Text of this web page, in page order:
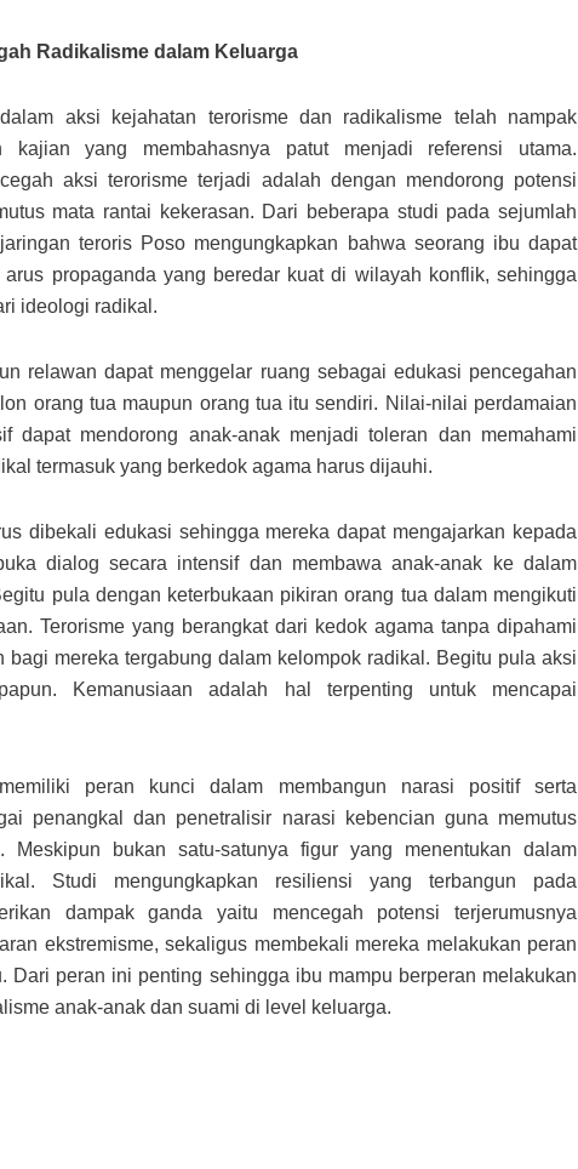
Radikalisme dalam Keluarga
aksi kejahatan terorisme dan radikalisme telah nampak
yang membahasnya patut menjadi referensi utama.
aksi terorisme terjadi adalah dengan mendorong potensi
mata rantai kekerasan. Dari beberapa studi pada sejumlah
teroris Poso mengungkapkan bahwa seorang ibu dapat
propaganda yang beredar kuat di wilayah konflik, sehingga
ideologi radikal.
relawan dapat menggelar ruang sebagai edukasi pencegahan
orang tua maupun orang tua itu sendiri. Nilai-nilai perdamaian
dapat mendorong anak-anak menjadi toleran dan memahami
termasuk yang berkedok agama harus dijauhi.
dibekali edukasi sehingga mereka dapat mengajarkan kepada
dialog secara intensif dan membawa anak-anak ke dalam
pula dengan keterbukaan pikiran orang tua dalam mengikuti
Terorisme yang berangkat dari kedok agama tanpa dipahami
bagi mereka tergabung dalam kelompok radikal. Begitu pula aksi
Kemanusiaan adalah hal terpenting untuk mencapai
peran kunci dalam membangun narasi positif serta
penangkal dan penetralisir narasi kebencian guna memutus
Meskipun bukan satu-satunya figur yang menentukan dalam
Studi mengungkapkan resiliensi yang terbangun pada
dampak ganda yaitu mencegah potensi terjerumusnya
ekstremisme, sekaligus membekali mereka melakukan peran
Dari peran ini penting sehingga ibu mampu berperan melakukan
anak-anak dan suami di level keluarga.